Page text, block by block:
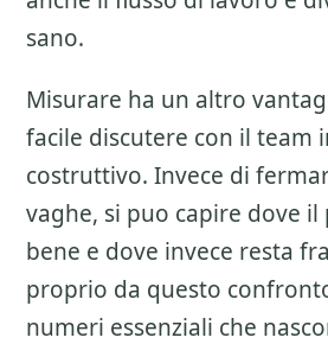
sano.
Misurare ha un altro
facile discutere con il team
costruttivo. Invece di
vaghe, si puo capire dove il
bene e dove invece resta
proprio da questo
numeri essenziali che